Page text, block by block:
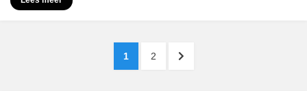
PAGINA
1 PAGINA
2
VOLGENDE